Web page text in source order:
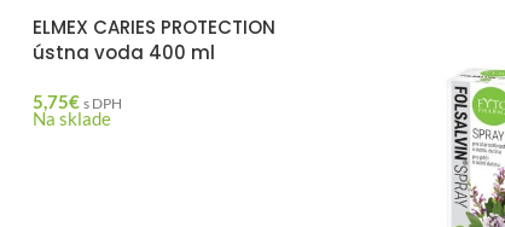
ELMEX CARIES PROTECTION
ústna voda 400 ml
5,75€ s DPH
Na sklade